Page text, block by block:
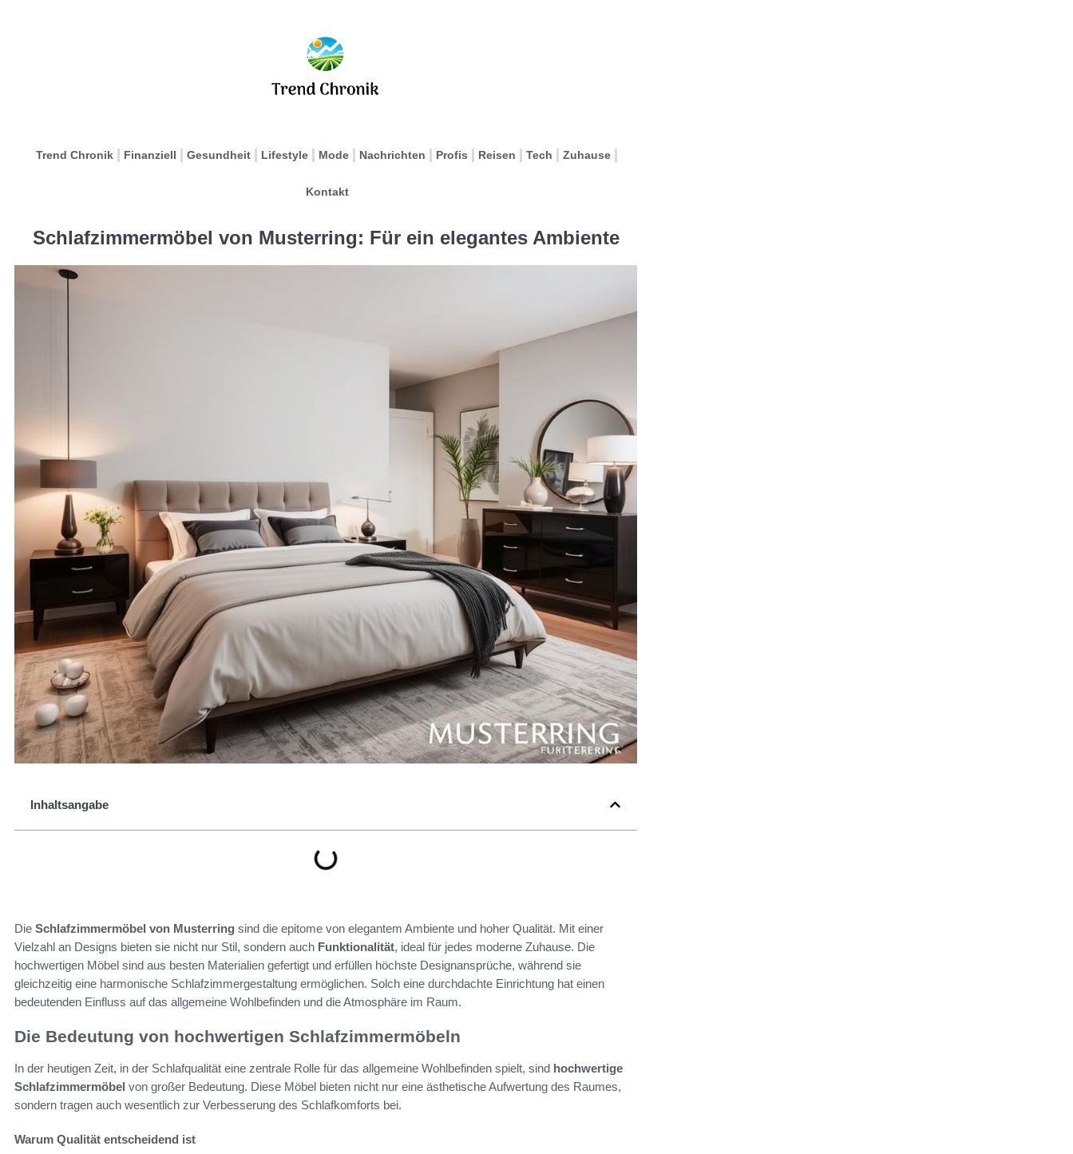
Trend Chronik Finanziell Gesundheit Lifestyle Mode Nachrichten Profis Reisen Tech Zuhause
Kontakt
Schlafzimmermöbel von Musterring: Für ein elegantes Ambiente
Inhaltsangabe
Die Schlafzimmermöbel von Musterring sind die epitome von elegantem Ambiente und hoher Qualität. Mit einer
Vielzahl an Designs bieten sie nicht nur Stil, sondern auch Funktionalität, ideal für jedes moderne Zuhause. Die
hochwertigen Möbel sind aus besten Materialien gefertigt und erfüllen höchste Designansprüche, während sie
gleichzeitig eine harmonische Schlafzimmergestaltung ermöglichen. Solch eine durchdachte Einrichtung hat einen
bedeutenden Einfluss auf das allgemeine Wohlbefinden und die Atmosphäre im Raum.
Die Bedeutung von hochwertigen Schlafzimmermöbeln
In der heutigen Zeit, in der Schlafqualität eine zentrale Rolle für das allgemeine Wohlbefinden spielt, sind hochwertige
Schlafzimmermöbel von großer Bedeutung. Diese Möbel bieten nicht nur eine ästhetische Aufwertung des Raumes,
sondern tragen auch wesentlich zur Verbesserung des Schlafkomforts bei.
Warum Qualität entscheidend ist